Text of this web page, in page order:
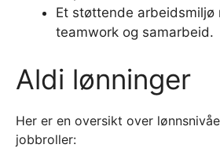
Et støttende arbeidsmiljø
teamwork og samarbeid.
Aldi lønninger
Her er en oversikt over
jobbroller: